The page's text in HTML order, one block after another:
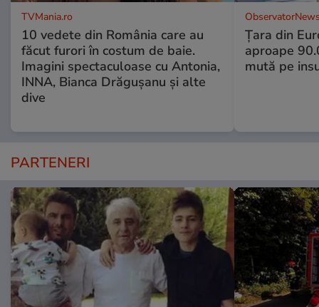
TVMania.ro
10 vedete din România care au
făcut furori în costum de baie.
Imagini spectaculoase cu Antonia,
INNA, Bianca Drăgușanu și alte
dive
Țara din
aproape
mută pe
PARTENERI